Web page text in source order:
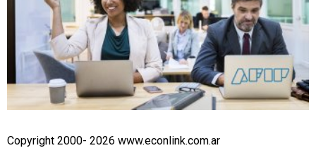
Copyright 2000- 2026 www.econlink.com.ar